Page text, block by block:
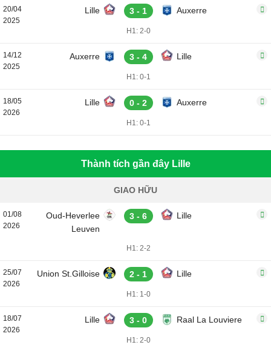
20/04
2025
Lille 3 - 1 Auxerre
H1: 2-0
14/12
2025
Auxerre 3 - 4 Lille
H1: 0-1
18/05
2026
Lille 0 - 2 Auxerre
H1: 0-1
Thành tích gần đây Lille
GIAO HỮU
01/08
2026
Oud-Heverlee
Leuven
3 - 6 Lille
H1: 2-2
25/07
2026
Union St.Gilloise 2 - 1 Lille
H1: 1-0
18/07
2026
Lille 3 - 0 Raal La Louviere
H1: 2-0